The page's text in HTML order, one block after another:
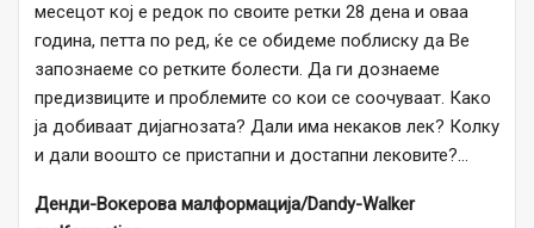
месецот кој е редок по своите ретки 28 дена и оваа
година, петта по ред, ќе се обидеме поблиску да Ве
запознаеме со ретките болести. Да ги дознаеме
предизвиците и проблемите со кои се соочуваат. Како
ја добиваат дијагнозата? Дали има некаков лек? Колку
и дали воошто се пристапни и достапни лековите?…
Денди-Вокерова малформација/Dandy-Walker